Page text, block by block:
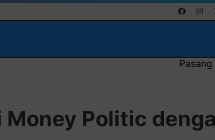
Pasang Iklan Running
Money Politic